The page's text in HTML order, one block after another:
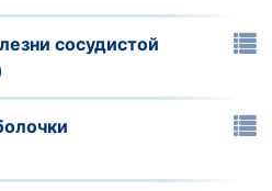
сосудистой